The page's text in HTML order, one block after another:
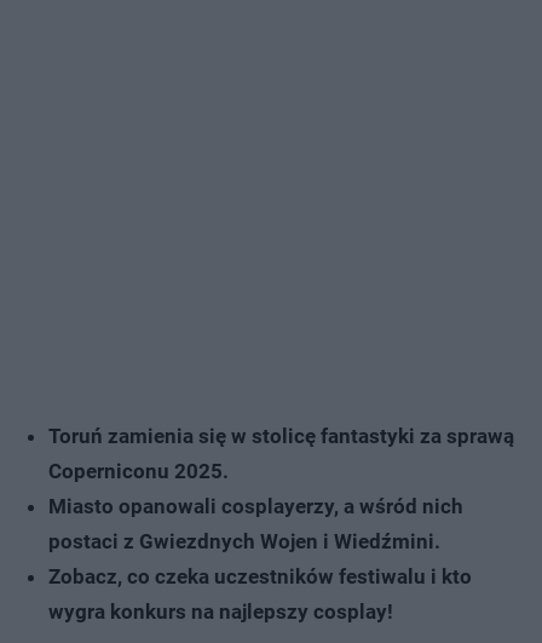
Toruń zamienia się w stolicę fantastyki za sprawą
Coperniconu 2025.
Miasto opanowali cosplayerzy, a wśród nich
postaci z Gwiezdnych Wojen i Wiedźmini.
Zobacz, co czeka uczestników festiwalu i kto
wygra konkurs na najlepszy cosplay!